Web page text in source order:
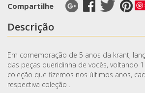
Compartilhe
Descrição
Em comemoração de 5 anos da krant,
das peças queridinha de vocês, voltando
coleção que fizemos nos últimos anos,
respectiva coleção .